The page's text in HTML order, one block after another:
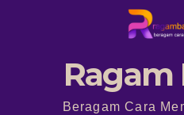
Ragam
Beragam Cara